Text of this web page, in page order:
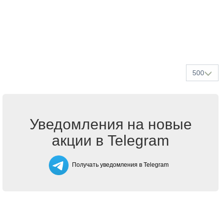
500
Уведомления на новые
акции в Telegram
Получать уведомления в Telegram